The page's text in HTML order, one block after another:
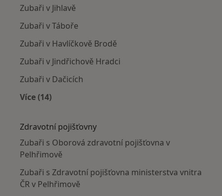
Zubaři v Jihlavě
Zubaři v Táboře
Zubaři v Havlíčkově Brodě
Zubaři v Jindřichově Hradci
Zubaři v Dačicích
Více (14)
Zdravotní pojišťovny
Zubaři s Oborová zdravotní pojišťovna v
Pelhřimově
Zubaři s Zdravotní pojišťovna ministerstva vnitra
ČR v Pelhřimově